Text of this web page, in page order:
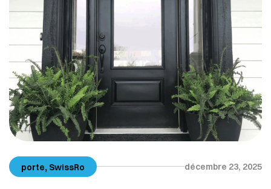
porte, SwissRo décembre 23, 2025